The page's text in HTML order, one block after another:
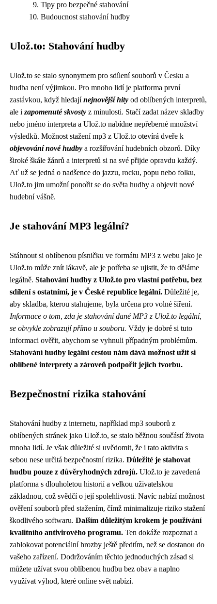
Tipy pro bezpečné stahování
Budoucnost stahování hudby
Ulož.to: Stahování hudby
Ulož.to se stalo synonymem pro sdílení souborů v Česku a
hudba není výjimkou. Pro mnoho lidí je platforma první
zastávkou, když hledajínejnovější hity od oblíbených interpretů,
ale i zapomenuté skvosty z minulosti. Stačí zadat název skladby
nebo jméno interpreta a Ulož.to nabídne nepřeberné množství
výsledků. Možnost stažení mp3 z Ulož.to otevírá dveře k
objevování nové hudby a rozšiřování hudebních obzorů. Díky
široké škále žánrů a interpretů si na své přijde opravdu každý.
Ať už se jedná o nadšence do jazzu, rocku, popu nebo folku,
Ulož.to jim umožní ponořit se do světa hudby a objevit nové
hudební vášně.
Je stahování MP3 legální?
Stáhnout si oblíbenou písničku ve formátu MP3 z webu jako je
Ulož.to může znít lákavě, ale je potřeba se ujistit, že to děláme
legálně. Stahování hudby z Ulož.to pro vlastní potřebu, bez
sdílení s ostatními, je v České republice legální. Důležité je,
aby skladba, kterou stahujeme, byla určena pro volné šíření.
Informace o tom, zda je stahování dané MP3 z Ulož.to legální,
se obvykle zobrazují přímo u souboru. Vždy je dobré si tuto
informaci ověřit, abychom se vyhnuli případným problémům.
Stahování hudby legální cestou nám dává možnost užít si
oblíbené interprety a zároveň podpořit jejich tvorbu.
Bezpečnostní rizika stahování
Stahování hudby z internetu, například mp3 souborů z
oblíbených stránek jako Ulož.to, se stalo běžnou součástí života
mnoha lidí. Je však důležité si uvědomit, že i tato aktivita s
sebou nese určitá bezpečnostní rizika. Důležité je stahovat
hudbu pouze z důvěryhodných zdrojů. Ulož.to je zavedená
platforma s dlouholetou historií a velkou uživatelskou
základnou, což svědčí o její spolehlivosti. Navíc nabízí možnost
ověření souborů před stažením, čímž minimalizuje riziko stažení
škodlivého softwaru. Dalším důležitým krokem je používání
kvalitního antivirového programu. Ten dokáže rozpoznat a
zablokovat potenciální hrozby ještě předtím, než se dostanou do
vašeho zařízení. Dodržováním těchto jednoduchých zásad si
můžete užívat svou oblíbenou hudbu bez obav a naplno
využívat výhod, které online svět nabízí.